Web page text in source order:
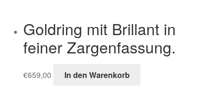
Goldring mit Brillant in
feiner Zargenfassung.
€659,00 In den Warenkorb